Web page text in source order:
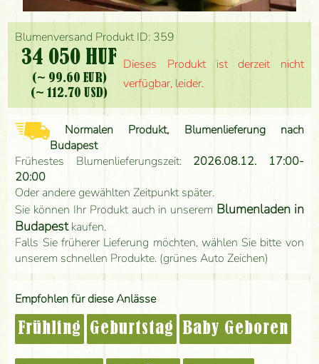
Blumenversand Produkt ID: 359
34 050 HUF
(~ 99.60 EUR)
(~ 112.70 USD)
Dieses Produkt ist derzeit nicht
verfügbar, leider.
Normalen Produkt, Blumenlieferung nach
Budapest
Frühestes Blumenlieferungszeit: 2026.08.12. 17:00-
20:00
Oder andere gewählten Zeitpunkt später.
Sie können Ihr Produkt auch in unserem Blumenladen in
Budapestkaufen.
Falls Sie früherer Lieferung möchten, wählen Sie bitte von
unserem schnellen Produkte. (grünes Auto Zeichen)
Empfohlen für diese Anlässe
Frühling Geburtstag Baby Geboren